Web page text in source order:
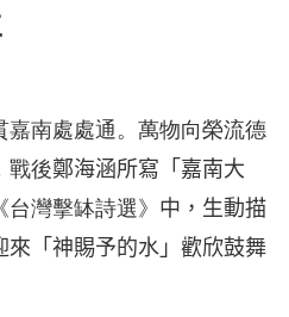
嘉南處處通。萬物向榮流德
戰後鄭海涵所寫「嘉南大
《台灣擊缽詩選》 中，生動描
來「神賜予的水」歡欣鼓舞